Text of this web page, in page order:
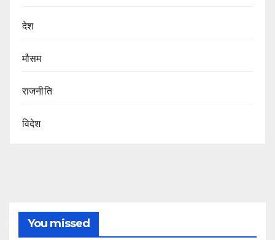
देश
मौसम
राजनीति
विदेश
You missed